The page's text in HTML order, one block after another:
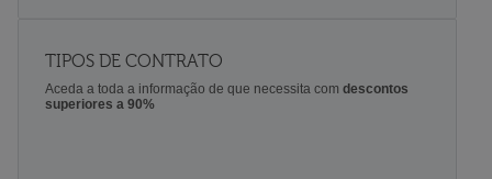
TIPOS DE CONTRATO
Aceda a toda a informação de que necessita com descontos
superiores a 90%